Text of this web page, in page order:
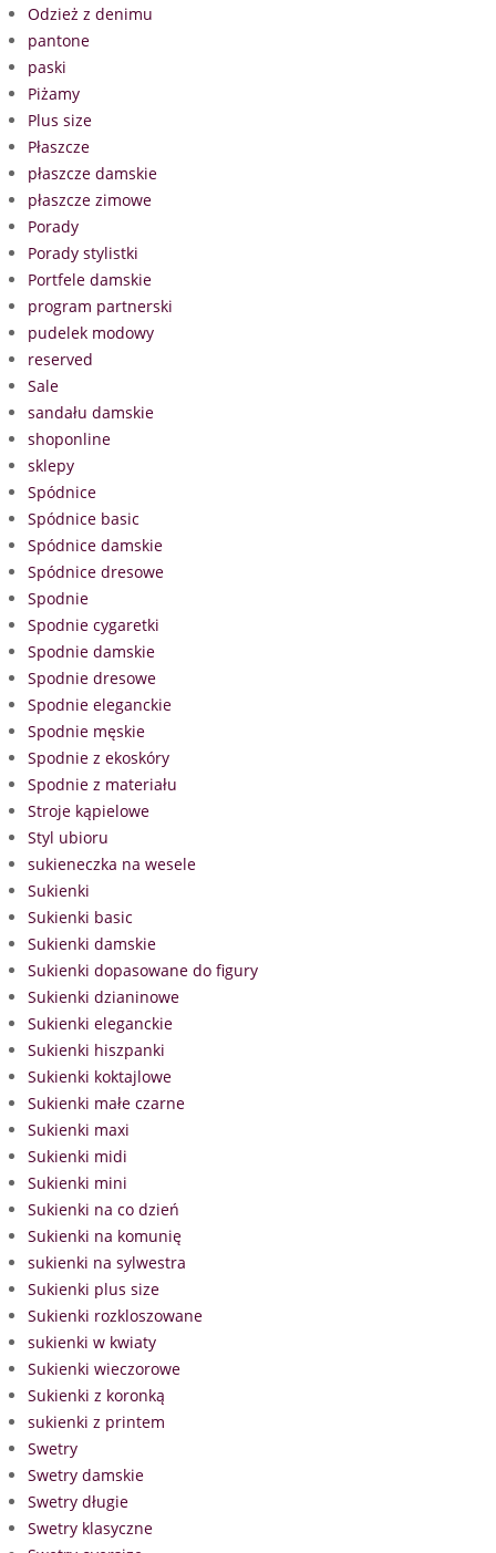
Odzież z denimu
pantone
paski
Piżamy
Plus size
Płaszcze
płaszcze damskie
płaszcze zimowe
Porady
Porady stylistki
Portfele damskie
program partnerski
pudelek modowy
reserved
Sale
sandału damskie
shoponline
sklepy
Spódnice
Spódnice basic
Spódnice damskie
Spódnice dresowe
Spodnie
Spodnie cygaretki
Spodnie damskie
Spodnie dresowe
Spodnie eleganckie
Spodnie męskie
Spodnie z ekoskóry
Spodnie z materiału
Stroje kąpielowe
Styl ubioru
sukieneczka na wesele
Sukienki
Sukienki basic
Sukienki damskie
Sukienki dopasowane do figury
Sukienki dzianinowe
Sukienki eleganckie
Sukienki hiszpanki
Sukienki koktajlowe
Sukienki małe czarne
Sukienki maxi
Sukienki midi
Sukienki mini
Sukienki na co dzień
Sukienki na komunię
sukienki na sylwestra
Sukienki plus size
Sukienki rozkloszowane
sukienki w kwiaty
Sukienki wieczorowe
Sukienki z koronką
sukienki z printem
Swetry
Swetry damskie
Swetry długie
Swetry klasyczne